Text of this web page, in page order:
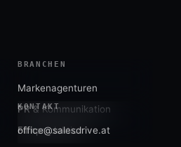
BRANCHEN
Markenagenturen
PR & Kommunikation
Filmproduktion
KONTAKT
office@salesdrive.at